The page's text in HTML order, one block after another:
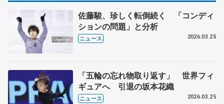
佐藤駿、珍しく転倒続く 「コンディ
ションの問題」と分析
ニュース 2026.03.25
「五輪の忘れ物取り返す」 世界フィ
ギュアへ 引退の坂本花織
ニュース 2026.03.25